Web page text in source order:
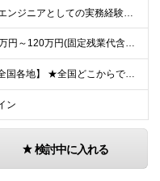
【必須条件】 ・ITエンジニアとしての実務経験が1年以上ある方 ※開発・インフラ・運用保守など分野・フェーズは不問！ ※学歴不問 【歓迎条件】 ・基本設計、詳細設計などの経験がある方 ・AWS, G
【経験者】月給40万円～120万円(固定残業代含む)+各種手当 ※月給には、みなし残業手当(月30時間／5万8,000円～15万7,000円)を含みます ※上記を超える時間外労働分は追加で支給します
【フルリモート／全国各地】 ★全国どこからでも参画可能！フルリモート案件も多数！ ※プロジェクトは100%選択制。あなたの希望を最優先します。 ※フルリモート、ハイブリッド、常駐案件から自由に選択可能
ン
検討中に入れる